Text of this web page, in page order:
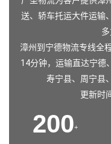
送、轿车托运大件运输
漳州到宁德物流专线全
14分钟，运输直达宁德、
寿宁县、 周宁县、
更新时
200+